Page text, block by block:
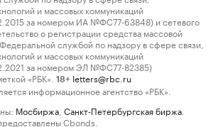
и массовых коммуникаций
за номером ИА №ФС77-63848) и сетевого
о регистрации средства массовой
службой по надзору в сфере связи,
и массовых коммуникаций
за номером ЭЛ №ФС77-82385)
«РБК».
18+ letters@rbc.ru
информационное агентство «РБК».
Мосбиржа Санкт-Петербургская биржа
Cbonds.